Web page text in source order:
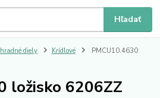
Hľadať
diely Krídlové
PMCU10.4630
ložisko 6206ZZ